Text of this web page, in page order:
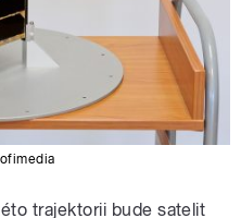
trajektorii bude satelit